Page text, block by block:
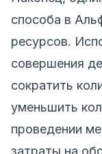
способа в
ресурсов.
совершения
сократить
уменьшить
проведении
затраты на